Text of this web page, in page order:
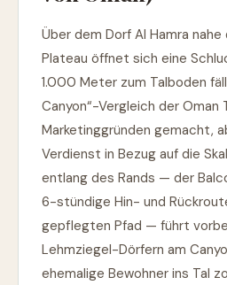
Über dem Dorf Al Hamra nahe
Plateau öffnet sich eine
1.000 Meter zum Talboden
Canyon“-Vergleich der Oman
Marketinggründen gemacht,
Verdienst in Bezug auf die
entlang des Rands — der
6-stündige Hin- und
gepflegten Pfad — führt vorbei
Lehmziegel-Dörfern am
ehemalige Bewohner ins Tal